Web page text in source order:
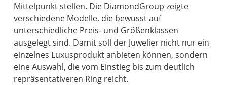
Mittelpunkt stellen. Die DiamondGroup zeigte
verschiedene Modelle, die bewusst auf
unterschiedliche Preis- und Größenklassen
ausgelegt sind. Damit soll der Juwelier nicht nur ein
einzelnes Luxusprodukt anbieten können, sondern
eine Auswahl, die vom Einstieg bis zum deutlich
repräsentativeren Ring reicht.